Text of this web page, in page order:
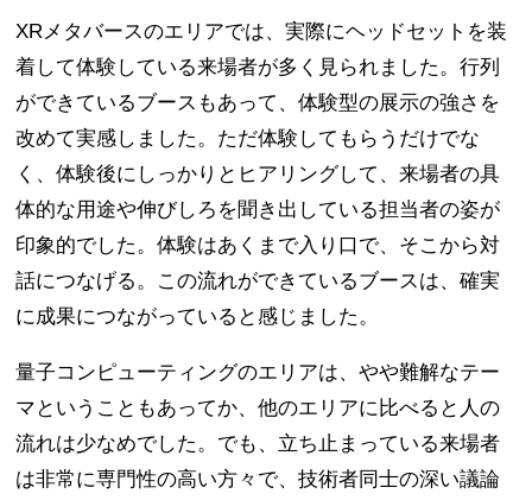
XRメタバースのエリアでは、実際にヘッドセットを装
着して体験している来場者が多く見られました。行列
ができているブースもあって、体験型の展示の強さを
改めて実感しました。ただ体験してもらうだけでな
く、体験後にしっかりとヒアリングして、来場者の具
体的な用途や伸びしろを聞き出している担当者の姿が
印象的でした。体験はあくまで入り口で、そこから対
話につなげる。この流れができているブースは、確実
に成果につながっていると感じました。
量子コンピューティングのエリアは、やや難解なテー
マということもあってか、他のエリアに比べると人の
流れは少なめでした。でも、立ち止まっている来場者
は非常に専門性の高い方々で、技術者同士の深い議論